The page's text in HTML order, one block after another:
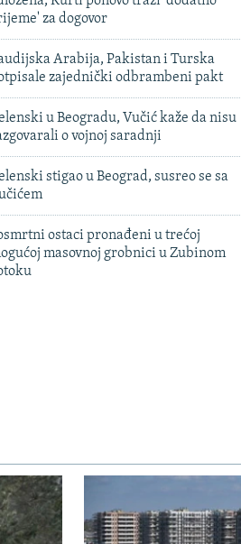
za dogovor
Arabija, Pakistan i Turska
zajednički odbrambeni pakt
u Beogradu, Vučić kaže da nisu
o vojnoj saradnji
stigao u Beograd, susreo se sa
ostaci pronađeni u trećoj
masovnoj grobnici u Zubinom